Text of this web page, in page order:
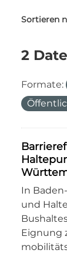
Sortieren
2
Formate:
In
und
Eignung